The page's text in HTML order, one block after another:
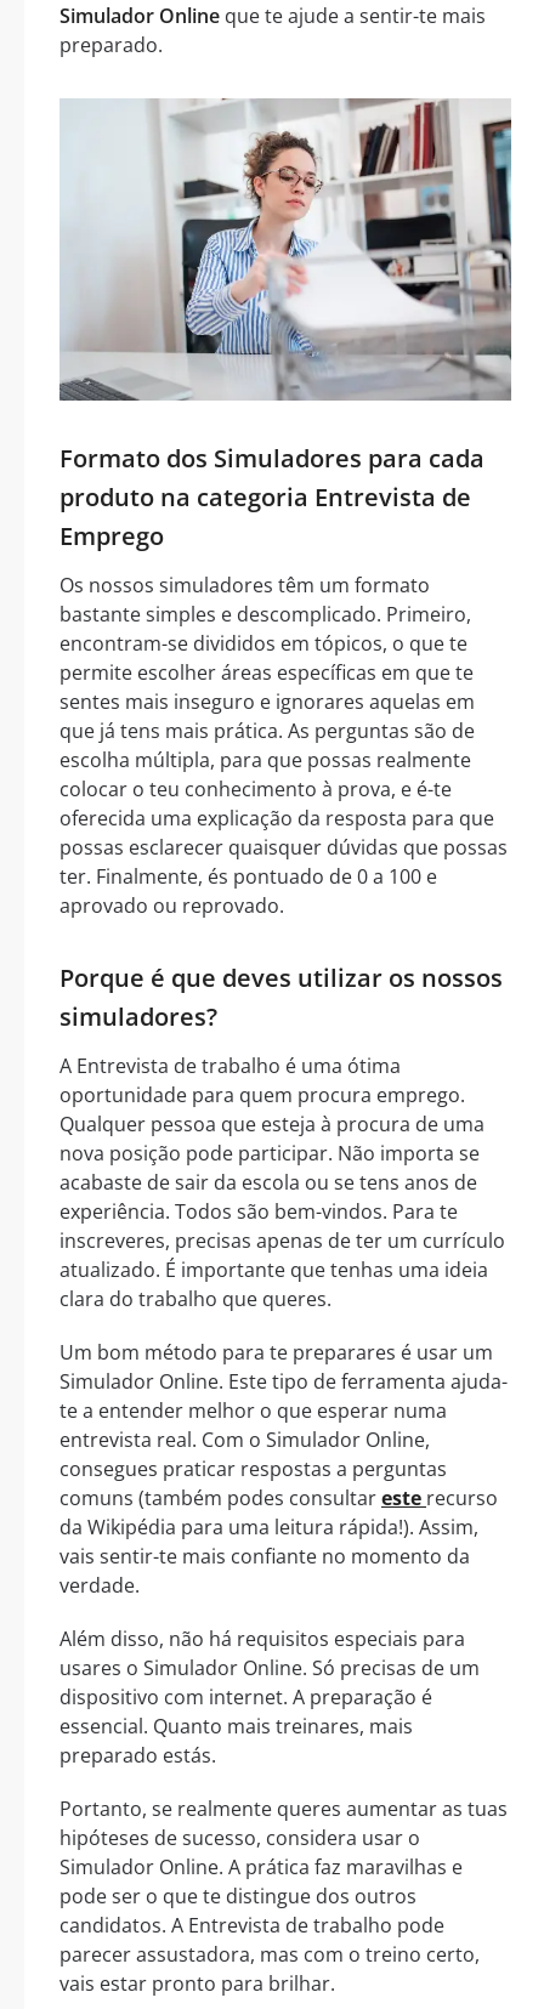
Simulador Online que te ajude a sentir-te mais
preparado.
Formato dos Simuladores para cada
produto na categoria Entrevista de
Emprego
Os nossos simuladores têm um formato
bastante simples e descomplicado. Primeiro,
encontram-se divididos em tópicos, o que te
permite escolher áreas específicas em que te
sentes mais inseguro e ignorares aquelas em
que já tens mais prática. As perguntas são de
escolha múltipla, para que possas realmente
colocar o teu conhecimento à prova, e é-te
oferecida uma explicação da resposta para que
possas esclarecer quaisquer dúvidas que possas
ter. Finalmente, és pontuado de 0 a 100 e
aprovado ou reprovado.
Porque é que deves utilizar os nossos
simuladores?
A Entrevista de trabalho é uma ótima
oportunidade para quem procura emprego.
Qualquer pessoa que esteja à procura de uma
nova posição pode participar. Não importa se
acabaste de sair da escola ou se tens anos de
experiência. Todos são bem-vindos. Para te
inscreveres, precisas apenas de ter um currículo
atualizado. É importante que tenhas uma ideia
clara do trabalho que queres.
Um bom método para te preparares é usar um
Simulador Online. Este tipo de ferramenta ajuda-
te a entender melhor o que esperar numa
entrevista real. Com o Simulador Online,
consegues praticar respostas a perguntas
comuns (também podes consultareste recurso
da Wikipédia para uma leitura rápida!). Assim,
vais sentir-te mais confiante no momento da
verdade.
Além disso, não há requisitos especiais para
usares o Simulador Online. Só precisas de um
dispositivo com internet. A preparação é
essencial. Quanto mais treinares, mais
preparado estás.
Portanto, se realmente queres aumentar as tuas
hipóteses de sucesso, considera usar o
Simulador Online. A prática faz maravilhas e
pode ser o que te distingue dos outros
candidatos. A Entrevista de trabalho pode
parecer assustadora, mas com o treino certo,
vais estar pronto para brilhar.